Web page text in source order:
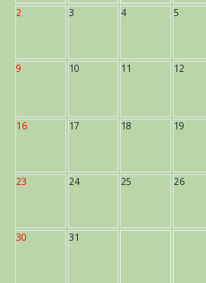
2 3 4 5
9 10 11 12
16 17 18 19
23 24 25 26
30 31